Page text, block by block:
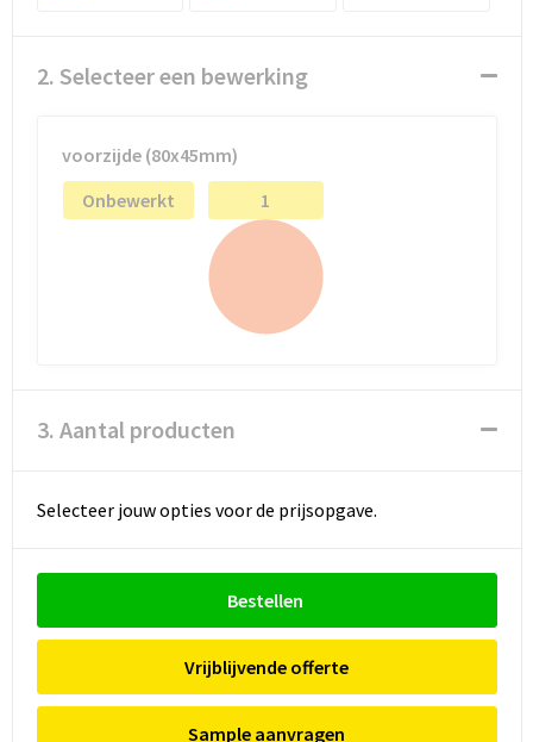
2. Selecteer een bewerking
voorzijde (80x45mm)
Onbewerkt
1
3. Aantal producten
Selecteer jouw opties voor de prijsopgave.
Bestellen
Vrijblijvende offerte
Sample aanvragen